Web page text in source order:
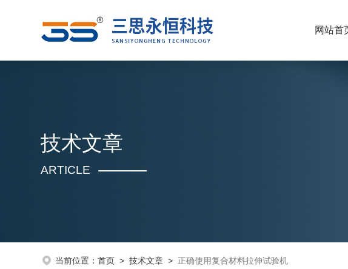
网站首
技术文章
ARTICLE
当前位置：首页 >技术文章 > 正确使用复合材料拉伸试验机